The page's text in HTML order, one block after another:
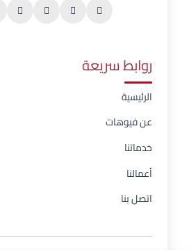
روابط سريعة
الرئيسية
عن فيوهات
خدماتنا
أعمالنا
اتصل بنا